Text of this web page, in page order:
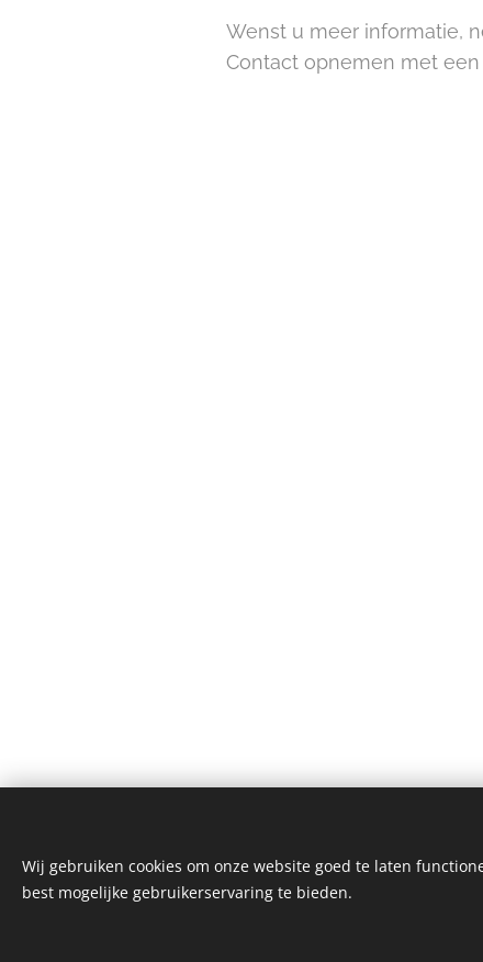
Wenst u meer informatie,
Contact opnemen met
© 2025 Taxi Laanstra |Algemene
Airportservice Holland is een merk van
Wij gebruiken cookies om onze website goed te laten
best mogelijke gebruikerservaring te bieden.